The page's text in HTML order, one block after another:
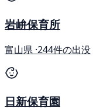
岩峅保育所
富山県 ·244件の出没
日新保育園